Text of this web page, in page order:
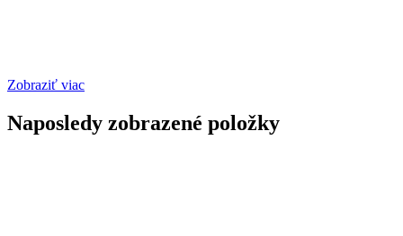
Zobraziť viac
Naposledy zobrazené položky